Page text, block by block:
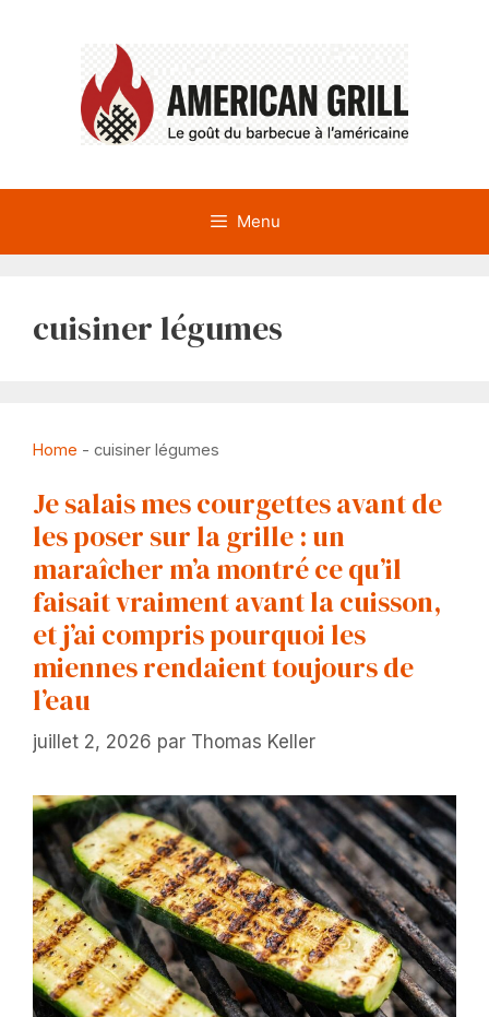
Menu
cuisiner légumes
Home - cuisiner légumes
Je salais mes courgettes avant de
les poser sur la grille : un
maraîcher m’a montré ce qu’il
faisait vraiment avant la cuisson,
et j’ai compris pourquoi les
miennes rendaient toujours de
l’eau
juillet 2, 2026 par Thomas Keller